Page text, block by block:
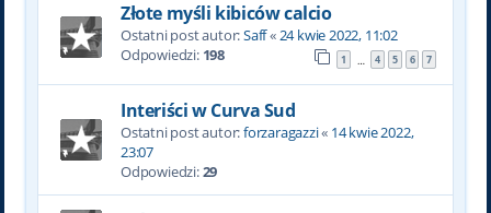
Złote myśli kibiców calcio
Ostatni post autor:Saff«24 kwie 2022, 11:02
Odpowiedzi: 198 1 … 4 5 6 7
Interiści w Curva Sud
Ostatni post autor:forzaragazzi« 14 kwie 2022,
23:07
Odpowiedzi:29